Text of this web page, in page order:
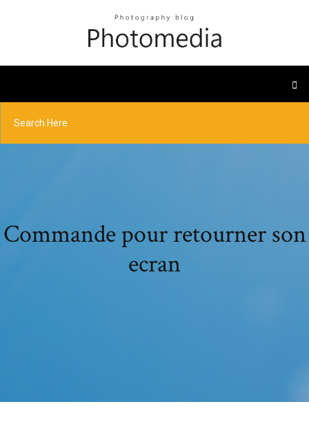
Commande pour retourner son
ecran